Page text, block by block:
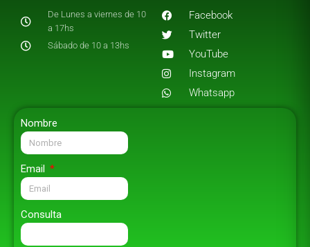
De Lunes a viernes de 10
a 17hs
Sábado de 10 a 13hs
Facebook
Twitter
YouTube
Instagram
Whatsapp
Nombre
Email
Consulta